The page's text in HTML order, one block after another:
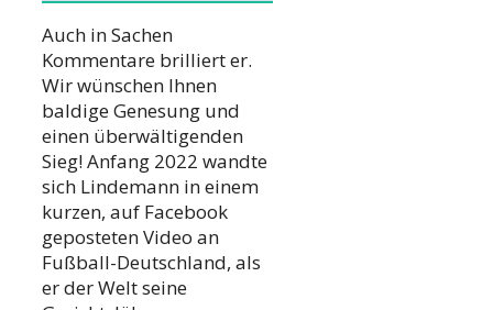
Auch in Sachen
Kommentare brilliert er.
Wir wünschen Ihnen
baldige Genesung und
einen überwältigenden
Sieg! Anfang 2022 wandte
sich Lindemann in einem
kurzen, auf Facebook
geposteten Video an
Fußball-Deutschland, als
er der Welt seine